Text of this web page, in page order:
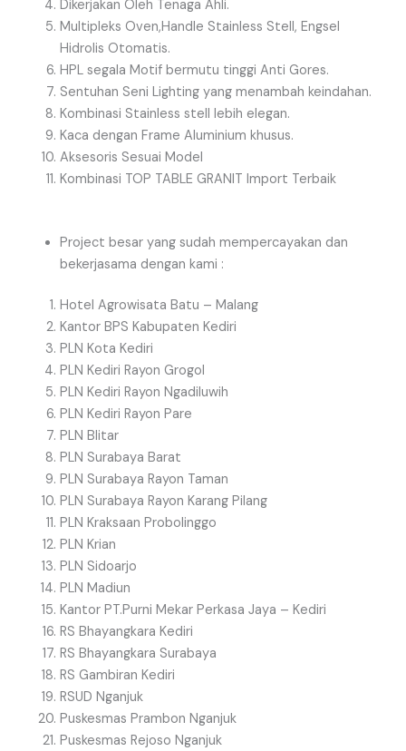
Dikerjakan Oleh Tenaga Ahli.
Multipleks Oven,Handle Stainless Stell, Engsel
Hidrolis Otomatis.
HPL segala Motif bermutu tinggi Anti Gores.
Sentuhan Seni Lighting yang menambah keindahan.
Kombinasi Stainless stell lebih elegan.
Kaca dengan Frame Aluminium khusus.
Aksesoris Sesuai Model
Kombinasi TOP TABLE GRANIT Import Terbaik
Project besar yang sudah mempercayakan dan
bekerjasama dengan kami :
Hotel Agrowisata Batu – Malang
Kantor BPS Kabupaten Kediri
PLN Kota Kediri
PLN Kediri Rayon Grogol
PLN Kediri Rayon Ngadiluwih
PLN Kediri Rayon Pare
PLN Blitar
PLN Surabaya Barat
PLN Surabaya Rayon Taman
PLN Surabaya Rayon Karang Pilang
PLN Kraksaan Probolinggo
PLN Krian
PLN Sidoarjo
PLN Madiun
Kantor PT.Purni Mekar Perkasa Jaya – Kediri
RS Bhayangkara Kediri
RS Bhayangkara Surabaya
RS Gambiran Kediri
RSUD Nganjuk
Puskesmas Prambon Nganjuk
Puskesmas Rejoso Nganjuk